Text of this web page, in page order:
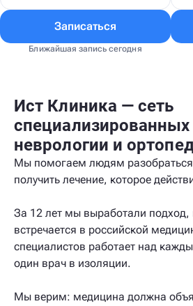
Записаться
Ближайшая запись сегодня
Ист Клиника — сеть
неврологии и
Мы помогаем людям разобраться
получить лечение, которое
За 12 лет мы выработали подход,
встречается в российской
специалистов работает над
один врач в изоляции.
Мы верим: медицина должна